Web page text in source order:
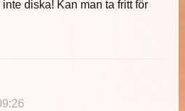
diska! Kan man ta fritt för